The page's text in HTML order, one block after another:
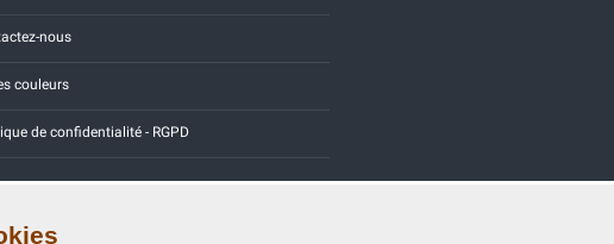
nous
couleurs
de confidentialité - RGPD